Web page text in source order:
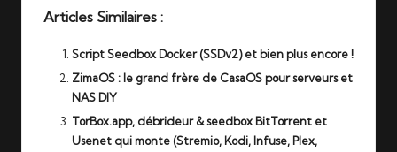
Articles Similaires :
Script Seedbox Docker (SSDv2) et bien plus encore !
ZimaOS : le grand frère de CasaOS pour serveurs et
NAS DIY
TorBox.app, débrideur & seedbox BitTorrent et
Usenet qui monte (Stremio, Kodi, Infuse, Plex,